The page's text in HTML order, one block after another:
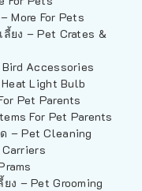
More For Pets
ยง – Pet Crates &
Accessories
Light Bulb
Pet Parents
For Pet Parents
– Pet Cleaning
ง – Pet Grooming